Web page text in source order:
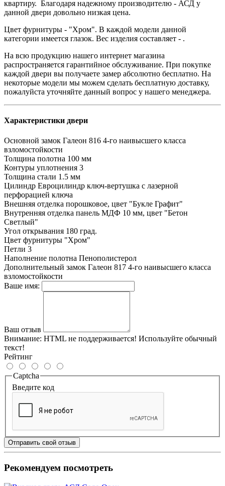
квартиру. Благодаря надежному производителю - АСД у
данной двери довольно низкая цена.
Цвет фурнитуры - "Хром". В каждой модели данной
категории имеется глазок. Вес изделия составляет - .
На всю продукцию нашего интернет магазина
распространяется гарантийное обслуживание. При покупке
каждой двери вы получаете замер абсолютно бесплатно. На
некоторые модели мы можем сделать бесплатную доставку,
пожалуйста уточняйте данный вопрос у нашего менеджера.
Характеристики двери
Основной замок Галеон 816 4-го наивысшего класса
взломостойкости
Толщина полотна 100 мм
Контуры уплотнения 3
Толщина стали 1.5 мм
Цилиндр Евроцилиндр ключ-вертушка с лазерной
перфорацией ключа
Внешняя отделка порошковое, цвет "Букле Графит"
Внутренняя отделка панель МДФ 10 мм, цвет "Бетон
Светлый"
Угол открывания 180 град.
Цвет фурнитуры "Хром"
Петли 3
Наполнение полотна Пенополистерол
Дополнительный замок Галеон 817 4-го наивысшего класса
взломостойкости
Ваше имя:
Ваш отзыв
Внимание: HTML не поддерживается! Используйте обычный
текст!
Рейтинг
Captcha
Введите код
Отправить свой отзыв
Рекомендуем посмотреть